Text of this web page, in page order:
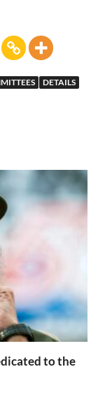
DETAILS
to the